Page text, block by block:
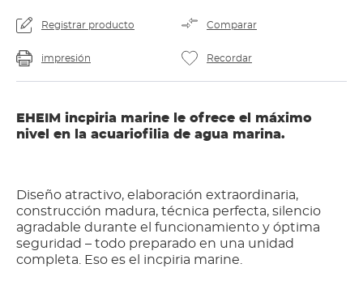
Registrar producto Comparar
impresión Recordar
EHEIM incpiria marine le ofrece el máximo
nivel en la acuariofilia de agua marina.
Diseño atractivo, elaboración extraordinaria,
construcción madura, técnica perfecta, silencio
agradable durante el funcionamiento y óptima
seguridad – todo preparado en una unidad
completa. Eso es el incpiria marine.